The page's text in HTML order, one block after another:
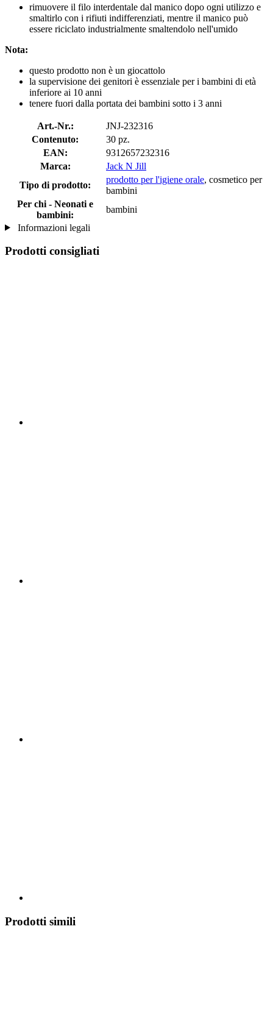
rimuovere il filo interdentale dal manico dopo ogni utilizzo e
smaltirlo con i rifiuti indifferenziati, mentre il manico può
essere riciclato industrialmente smaltendolo nell'umido
Nota:
questo prodotto non è un giocattolo
la supervisione dei genitori è essenziale per i bambini di età
inferiore ai 10 anni
tenere fuori dalla portata dei bambini sotto i 3 anni
Art.-Nr.:
JNJ-232316
Contenuto:
30 pz.
EAN:
9312657232316
Marca:
Jack N Jill
Tipo di prodotto:
prodotto per l'igiene orale, cosmetico per
bambini
Per chi - Neonati e
bambini:
bambini
Informazioni legali
Prodotti consigliati
Prodotti simili